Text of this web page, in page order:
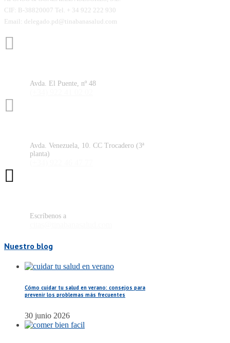
CIF: B-38820007 Tel. + 34 922 222 930
Email: delegado.pd@tinabanasalud.com
Avda. El Puente, nº 48
Avda. Venezuela, 10. CC Trocadero (3ª
planta)
Escríbenos a
Nuestro blog
Cómo cuidar tu salud en verano: consejos para
prevenir los problemas más frecuentes
30 junio 2026